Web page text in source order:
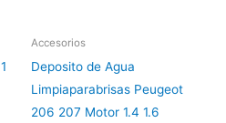
Accesorios
Deposito de Agua
Limpiaparabrisas Peugeot
206 207 Motor 1.4 1.6